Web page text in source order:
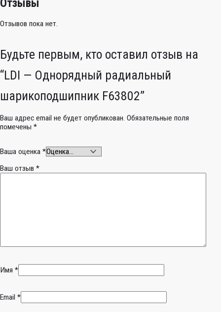
Отзывы
Отзывов пока нет.
Будьте первым, кто оставил отзыв на
“LDI — Однорядный радиальный
шарикоподшипник F63802”
Ваш адрес email не будет опубликован. Обязательные поля
помечены *
Ваша оценка *
Ваш отзыв *
Имя *
Email *